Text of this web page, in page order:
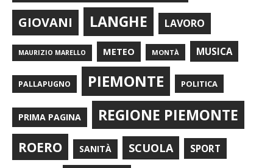
GIOVANI LANGHE LAVORO
MAURIZIO MARELLO METEO MONTÀ MUSICA
PALLAPUGNO PIEMONTE POLITICA
PRIMA PAGINA REGIONE PIEMONTE
ROERO SANITÀ SCUOLA SPORT